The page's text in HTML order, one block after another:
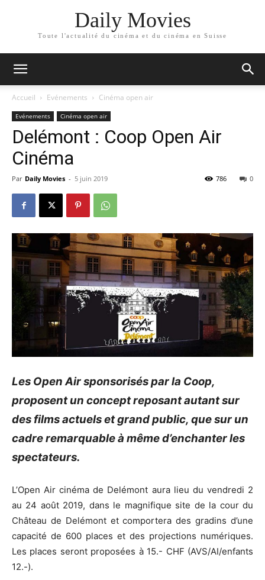
Daily Movies
Toute l'actualité du cinéma et du cinéma en Suisse
Accueil Evénements Cinéma open air
Evénements Cinéma open air
Delémont : Coop Open Air
Cinéma
Par Daily Movies - 5 juin 2019 0
786
Les Open Air sponsorisés par la Coop,
proposent un concept reposant autant sur
des films actuels et grand public, que sur un
cadre remarquable à même d’enchanter les
spectateurs.
L’Open Air cinéma de Delémont aura lieu du vendredi 2
au 24 août 2019, dans le magnifique site de la cour du
Château de Delémont et comportera des gradins d’une
capacité de 600 places et des projections numériques.
Les places seront proposées à 15.- CHF (AVS/AI/enfants
12.-).